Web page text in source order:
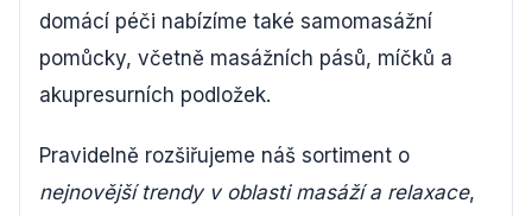
domácí péči nabízíme také samomasážní
pomůcky, včetně masážních pásů, míčků a
akupresurních podložek.
Pravidelně rozšiřujeme náš sortiment o
nejnovější trendy v oblasti masáží a relaxace,